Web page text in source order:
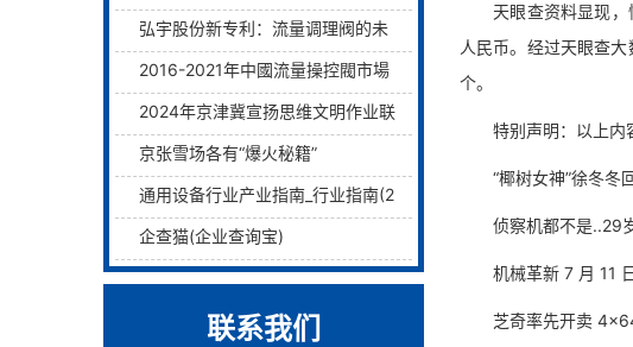
弘宇股份新专利：流量调理阀的未来已来过滤与调理两层护航！
2016-2021年中國流量操控閥市場远景及融資戰略咨詢報告
2024年京津冀宣扬思维文明作业联席会议在津举行
京张雪场各有“爆火秘籍”
通用设备行业产业指南_行业指南(2)_前瞻 - 前瞻网
企查猫(企业查询宝)
联系我们
天眼查资料显现，慎
人民币。经过天眼查
个。
特别声明：以上内容(
“椰树女神”徐冬冬回
侦察机都不是..29岁
机械革新 7 月 11 日
芝奇率先开卖